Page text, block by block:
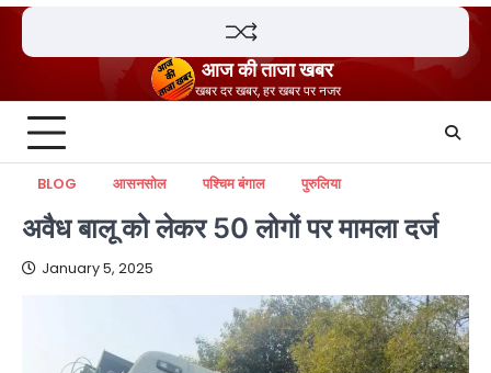
Skip
content
आज की ताजा खबर
खबर दर खबर, हर खबर पर नजर
BLOG आसनसोल पश्चिम बंगाल पुरुलिया
अवैध बालू को लेकर 50 लोगों पर मामला दर्ज
January 5, 2025